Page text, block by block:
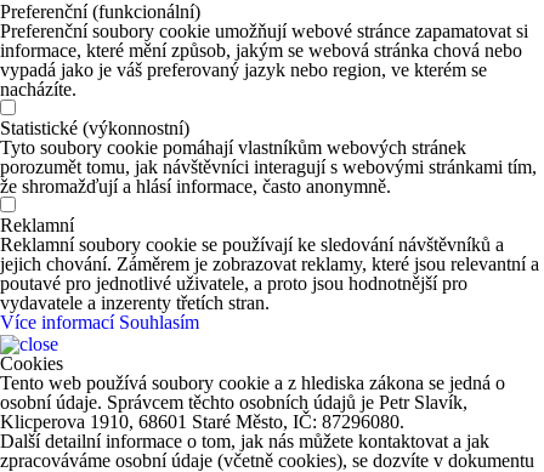
Preferenční (funkcionální)
Preferenční soubory cookie umožňují webové stránce zapamatovat si
informace, které mění způsob, jakým se webová stránka chová nebo
vypadá jako je váš preferovaný jazyk nebo region, ve kterém se
nacházíte.
Statistické (výkonnostní)
Tyto soubory cookie pomáhají vlastníkům webových stránek
porozumět tomu, jak návštěvníci interagují s webovými stránkami tím,
že shromažďují a hlásí informace, často anonymně.
Reklamní
Reklamní soubory cookie se používají ke sledování návštěvníků a
jejich chování. Záměrem je zobrazovat reklamy, které jsou relevantní a
poutavé pro jednotlivé uživatele, a proto jsou hodnotnější pro
vydavatele a inzerenty třetích stran.
Více informací Souhlasím
Cookies
Tento web používá soubory cookie a z hlediska zákona se jedná o
osobní údaje. Správcem těchto osobních údajů je Petr Slavík,
Klicperova 1910, 68601 Staré Město, IČ: 87296080.
Další detailní informace o tom, jak nás můžete kontaktovat a jak
zpracováváme osobní údaje (včetně cookies), se dozvíte v dokumentu